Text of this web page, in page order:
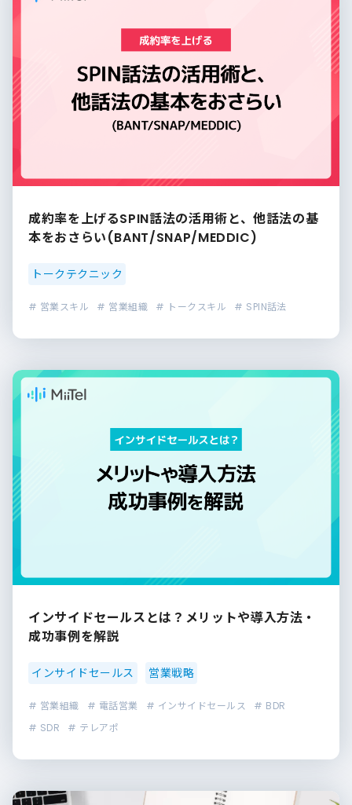
成約率を上げるSPIN話法の活用術と、他話法の基
本をおさらい(BANT/SNAP/MEDDIC)
トークテクニック
# 営業スキル # 営業組織 # トークスキル # SPIN話法
インサイドセールスとは？メリットや導入方法・
成功事例を解説
インサイドセールス 営業戦略
# 営業組織 # 電話営業 # インサイドセールス
# BDR
# SDR
# テレアポ